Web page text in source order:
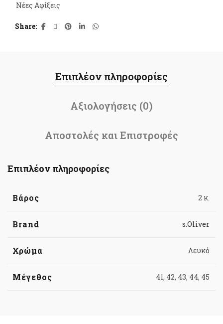
Νέες Αφίξεις
Share
Επιπλέον πληροφορίες
Αξιολογήσεις (0)
Αποστολές και Επιστροφές
Επιπλέον πληροφορίες
Βάρος 2 κ.
Brand s.Oliver
Χρώμα Λευκό
Μέγεθος 41, 42, 43, 44, 45